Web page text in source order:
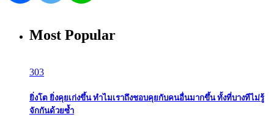
Most Popular
303
ยิ่งโต ยิ่งคุยเก่งขึ้น ทำไมเราถึงชอบคุยกับคนอื่นมากขึ้น ทั้งที่บางทีไม่รู้
จักกันด้วยซ้ำ